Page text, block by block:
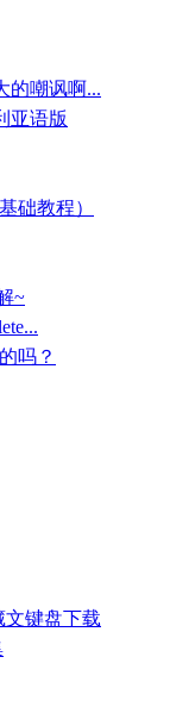
的嘲讽啊...
亚语版
础教程）
~
吗？
文键盘下载